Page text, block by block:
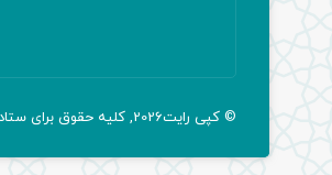
© کپی رایت2026, کلیه حقوق برای ستاد اقامه